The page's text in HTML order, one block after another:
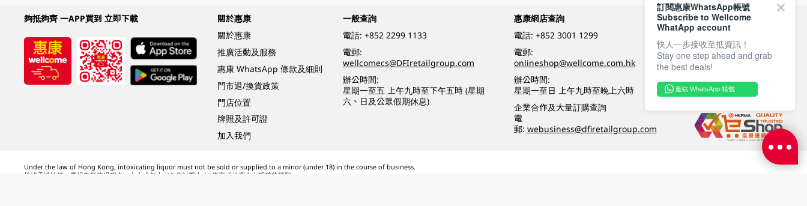
夠抵夠齊 一APP買到 立即下載
關於惠康
關於惠康
推廣活動及服務
惠康 WhatsApp 條款及細則
門市退/換貨政策
門店位置
牌照及許可證
加入我們
一般查詢
電話: +852 2299 1133
電郵:
wellcomecs@DFIretailgroup.com
辦公時間:
星期一至五 上午九時至下午五時 (星期
六、日及公眾假期休息)
惠康網店查詢
電話: +852 3001 1299
電郵:
onlineshop@wellcome.com.hk
辦公時間:
星期一至日 上午九時至晚上六時
企業合作及大量訂購查詢
電
郵: webusiness@dfiretailgroup.com
付款方式
關注我們
Under the law of Hong Kong, intoxicating liquor must not be sold or supplied to a minor (under 18) in the course of business.
根據香港法律，不得在業務過程中，向未成年人 (18 歲以下人士) 售賣或供應令人醺醉的酒類。
訂閱惠康WhatsApp帳號
Subscribe to Wellcome
WhatApp account
快人一步接收至抵資訊！
Stay one step ahead and grab
the best deals!
連結 WhatsApp 帳號